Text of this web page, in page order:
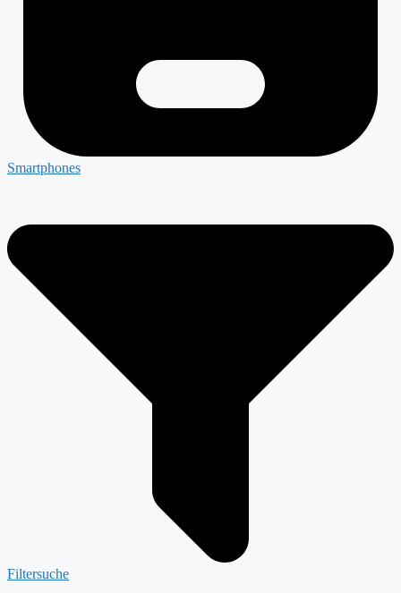
Smartphones
Filtersuche